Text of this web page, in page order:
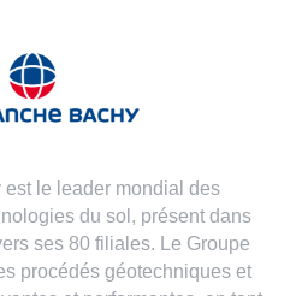
le leader mondial des
du sol, présent dans
ses 80 filiales. Le Groupe
procédés géotechniques et